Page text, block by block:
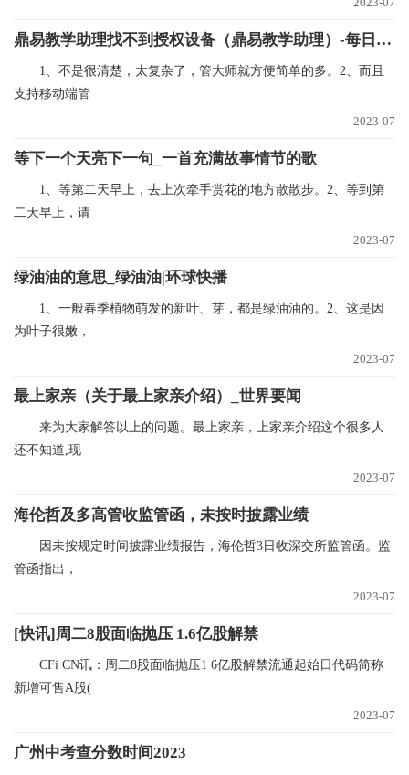
鼎易教学助理找不到授权设备（鼎易教学助理）-每日看点
1、不是很清楚，太复杂了，管大师就方便简单的多。2、而且
支持移动端管
2023-07
等下一个天亮下一句_一首充满故事情节的歌
1、等第二天早上，去上次牵手赏花的地方散散步。2、等到第
二天早上，请
2023-07
绿油油的意思_绿油油|环球快播
1、一般春季植物萌发的新叶、芽，都是绿油油的。2、这是因
为叶子很嫩，
2023-07
最上家亲（关于最上家亲介绍）_世界要闻
来为大家解答以上的问题。最上家亲，上家亲介绍这个很多人
还不知道,现
2023-07
海伦哲及多高管收监管函，未按时披露业绩
因未按规定时间披露业绩报告，海伦哲3日收深交所监管函。监
管函指出，
2023-07
[快讯]周二8股面临抛压 1.6亿股解禁
CFi CN讯：周二8股面临抛压1 6亿股解禁流通起始日代码简称
新增可售A股(
2023-07
广州中考查分数时间2023